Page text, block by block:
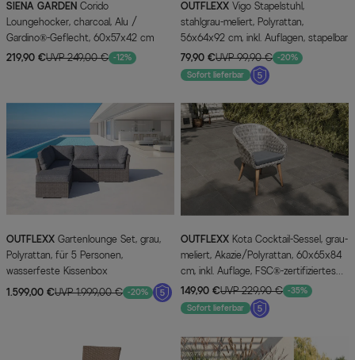
SIENA GARDEN
Loungehocker, charcoal, Alu /
Gardino®-Geflecht, 60x57x42 cm
219,90 €UVP 249,00 € -12%
OUTFLEXX
stahlgrau-meliert, Polyrattan,
56x64x92 cm, inkl. Auflagen, stapelbar
79,90 €UVP 99,90 € -20%
Sofort lieferbar
OUTFLEXX
Polyrattan, für 5 Personen,
wasserfeste Kissenbox
1.599,00 €UVP 1.999,00 € -20%
OUTFLEXX
meliert, Akazie/Polyrattan, 60x65x84
cm, inkl. Auflage, FSC®-zertifiziertes
Produkt
149,90 €UVP 229,90 € -35%
Sofort lieferbar